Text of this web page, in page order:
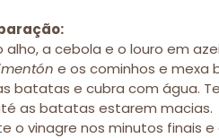
alho, a cebola e o louro em
e os cominhos e mexa
batatas e cubra com água.
as batatas estarem macias.
o vinagre nos minutos finais e